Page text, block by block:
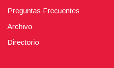
Preguntas Frecuentes
Archivo
Directorio